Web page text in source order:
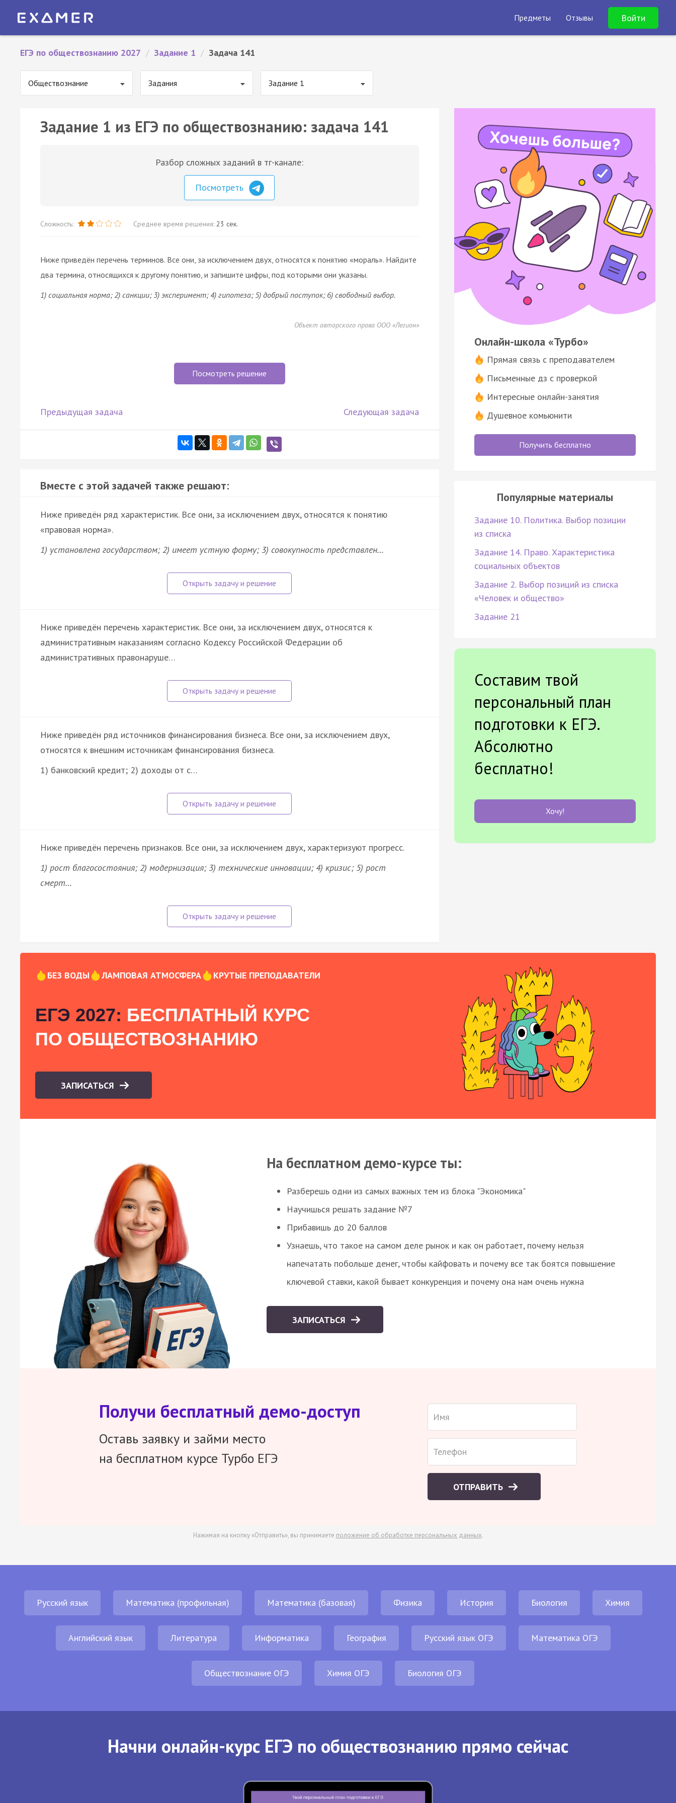
Предметы Отзывы Войти
ЕГЭ по обществознанию 2027 / Задание 1 / Задача 141
Обществознание Задания Задание 1
Задание 1 из ЕГЭ по обществознанию: задача 141
Разбор сложных заданий в тг-канале:
Посмотреть
Сложность: Среднее время решения: 23 сек.
Ниже приведён перечень терминов. Все они, за исключением двух, относятся к понятию «мораль». Найдите
два термина, относящихся к другому понятию, и запишите цифры, под которыми они указаны.
1) социальная норма; 2) санкции; 3) эксперимент; 4) гипотеза; 5) добрый поступок; 6) свободный выбор.
Объект авторского права ООО «Легион»
Посмотреть решение
Предыдущая задача Следующая задача
Вместе с этой задачей также решают:
Ниже приведён ряд характеристик. Все они, за исключением двух, относятся к понятию
«правовая норма».
1) установлена государством; 2) имеет устную форму; 3) совокупность представлен…
Ниже приведён перечень характеристик. Все они, за исключением двух, относятся к
административным наказаниям согласно Кодексу Российской Федерации об
административных правонаруше…
Ниже приведён ряд источников финансирования бизнеса. Все они, за исключением двух,
относятся к внешним источникам финансирования бизнеса.
1) банковский кредит; 2) доходы от с…
Ниже приведён перечень признаков. Все они, за исключением двух, характеризуют прогресс.
1) рост благосостояния; 2) модернизация; 3) технические инновации; 4) кризис; 5) рост
смерт…
Онлайн-школа «Турбо»
Прямая связь с преподавателем
Письменные дз с проверкой
Интересные онлайн-занятия
Душевное комьюнити
Получить бесплатно
Популярные материалы
Задание 10. Политика. Выбор позиции
из списка
Задание 14. Право. Характеристика
социальных объектов
Задание 2. Выбор позиций из списка
«Человек и общество»
Задание 21
Составим твой
персональный план
подготовки к ЕГЭ.
Абсолютно
бесплатно!
Хочу!
БЕЗ ВОДЫ ЛАМПОВАЯ АТМОСФЕРА КРУТЫЕ ПРЕПОДАВАТЕЛИ
ЕГЭ 2027: БЕСПЛАТНЫЙ КУРС
ПО ОБЩЕСТВОЗНАНИЮ
ЗАПИСАТЬСЯ
На бесплатном демо-курсе ты:
Разберешь одни из самых важных тем из блока "Экономика"
Научишься решать задание №7
Прибавишь до 20 баллов
Узнаешь, что такое на самом деле рынок и как он работает, почему нельзя
напечатать побольше денег, чтобы кайфовать и почему все так боятся повышение
ключевой ставки, какой бывает конкуренция и почему она нам очень нужна
ЗАПИСАТЬСЯ
Получи бесплатный демо-доступ
Оставь заявку и займи место
на бесплатном курсе Турбо ЕГЭ
ОТПРАВИТЬ
Нажимая на кнопку «Отправить», вы принимаете положение об обработке персональных данных.
Русский язык Математика (профильная) Математика (базовая) Физика История Биология Химия
Английский язык Литература Информатика География Русский язык ОГЭ Математика ОГЭ
Обществознание ОГЭ Химия ОГЭ Биология ОГЭ
Начни онлайн-курс ЕГЭ по обществознанию прямо сейчас